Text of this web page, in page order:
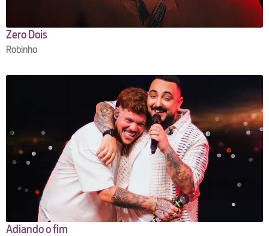
Zero Dois
Robinho
Adiando o fim